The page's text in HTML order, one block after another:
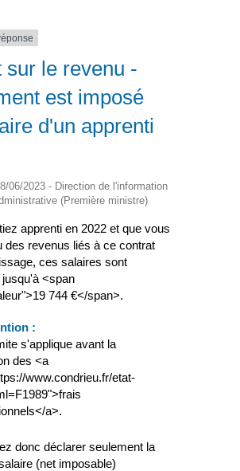
sur le revenu -
est imposé
d'un apprenti
06/2023 - Direction de l'information
(Première ministre)
apprenti en 2022 et que vous
des revenus liés à ce contrat
ces salaires sont
<span
744 €</span>.
:
s'applique avant la
des <a
www.condrieu.fr/etat-
a>.
donc déclarer seulement la
(net imposable)